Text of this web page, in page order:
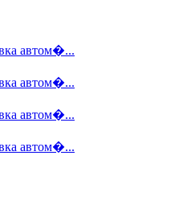
автом�...
автом�...
автом�...
автом�...